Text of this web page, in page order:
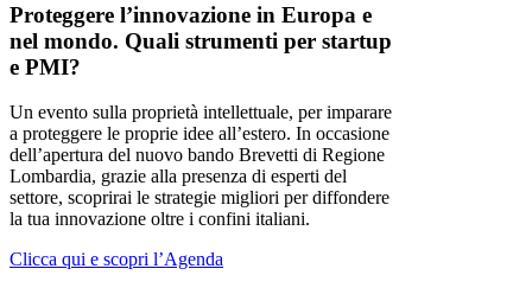
Proteggere l’innovazione in Europa e
nel mondo. Quali strumenti per startup
e PMI?
Un evento sulla proprietà intellettuale, per imparare
a proteggere le proprie idee all’estero. In occasione
dell’apertura del nuovo bando Brevetti di Regione
Lombardia, grazie alla presenza di esperti del
settore, scoprirai le strategie migliori per diffondere
la tua innovazione oltre i confini italiani.
Clicca qui e scopri l’Agenda